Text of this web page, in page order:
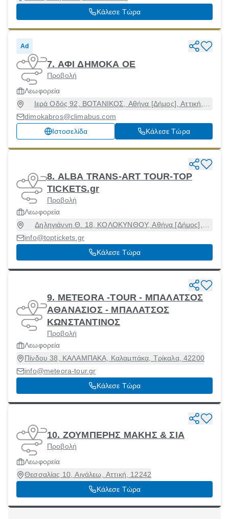
Κάλεσε Τώρα
Ad
7. ΑΦΙ ΔΗΜΟΚΑ ΟΕ
Προβολή
Λεωφορεία
Ιερά Οδός 92, ΒΟΤΑΝΙΚΟΣ, Αθήνα [Δήμος], Αττική,
10447
dimokabros@climabus.com
Ιστοσελίδα
Κάλεσε Τώρα
8. ALBA TRANS-ART TOUR-TOP
TICKETS.gr
Προβολή
Λεωφορεία
Δηληγιάννη Θ. 18, ΚΟΛΟΚΥΝΘΟΥ, Αθήνα [Δήμος],
info@toptickets.gr
Κάλεσε Τώρα
9. METEORA -TOUR - ΜΠΑΛΑΤΣΟΣ
ΑΘΑΝΑΣΙΟΣ - ΜΠΑΛΑΤΣΟΣ
ΚΩΝΣΤΑΝΤΙΝΟΣ
Προβολή
Λεωφορεία
Πίνδου 38, ΚΑΛΑΜΠΑΚΑ, Καλαμπάκα, Τρίκαλα, 42200
info@meteora-tour.gr
Κάλεσε Τώρα
10. ΖΟΥΜΠΕΡΗΣ ΜΑΚΗΣ & ΣΙΑ
Προβολή
Λεωφορεία
Θεσσαλίας 10, Αιγάλεω, Αττική, 12242
Κάλεσε Τώρα